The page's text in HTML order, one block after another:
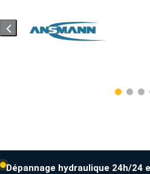
Dépannage hydraulique 24h/24